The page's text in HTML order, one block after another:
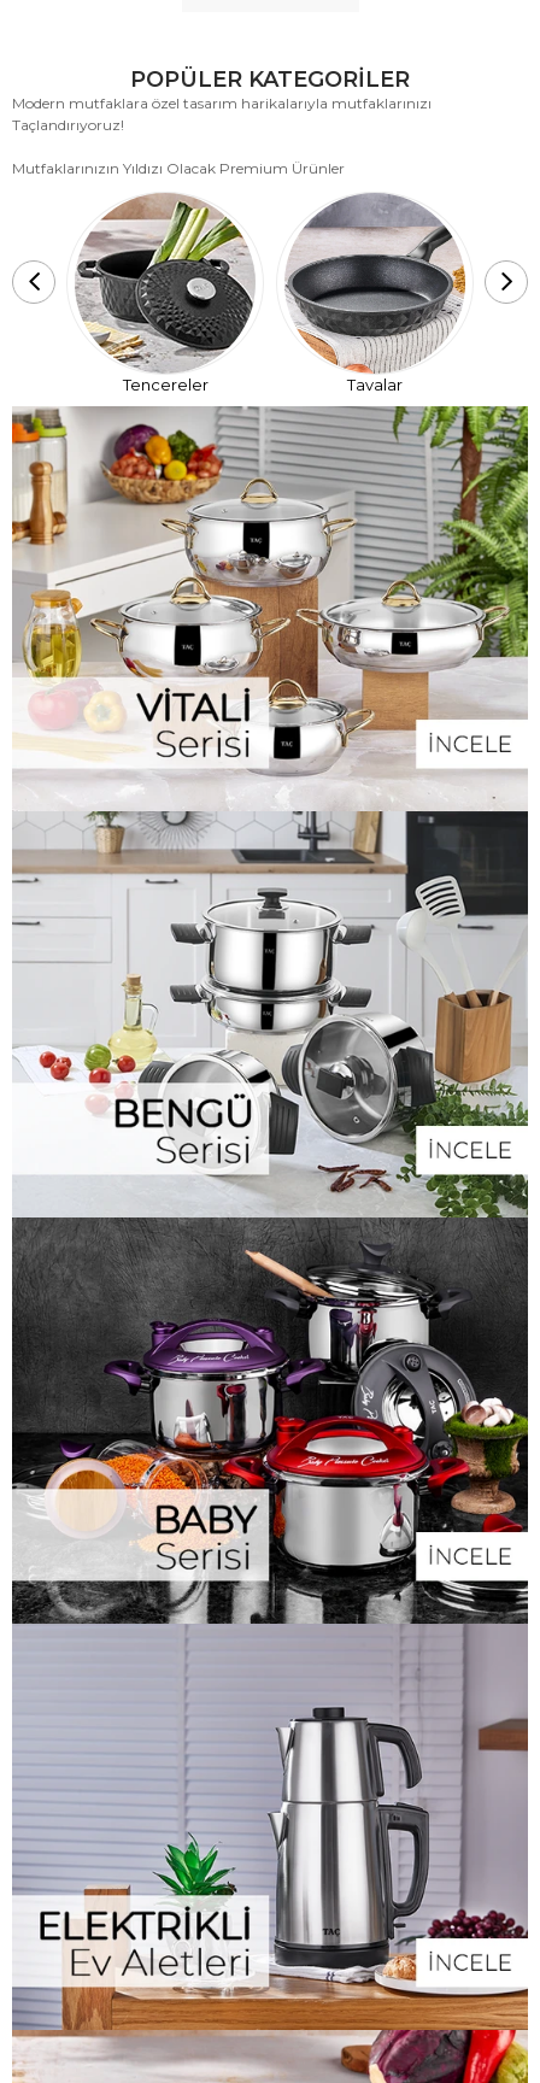
POPÜLER KATEGORİLER
Modern mutfaklara özel tasarım harikalarıyla mutfaklarınızı
Taçlandırıyoruz!
Mutfaklarınızın Yıldızı Olacak Premium Ürünler
Tencereler Tavalar